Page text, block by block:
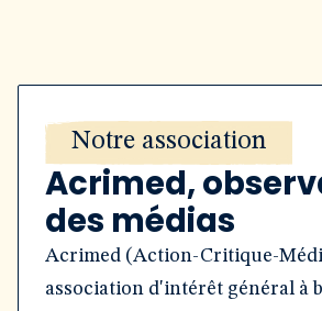
Notre association
Acrimed,
des médias
Acrimed (Action-Critique-
association d'intérêt général à